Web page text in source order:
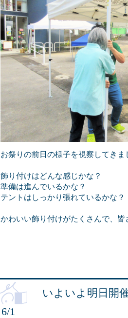
お祭りの前日の様子を視察してき
飾り付けはどんな感じかな？
準備は進んでいるかな？
テントはしっかり張れているかな？
かわいい飾り付けがたくさんで、
6/1
いよいよ明日開